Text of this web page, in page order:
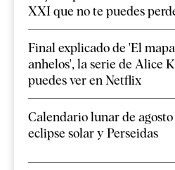
XXI que no te puedes
Final explicado de 'El
anhelos', la serie de Alice
puedes ver en Netflix
Calendario lunar de agosto
eclipse solar y Perseidas